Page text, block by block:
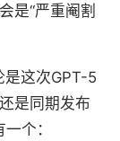
是“严重阉割
是这次GPT-5
是同期发布
个：